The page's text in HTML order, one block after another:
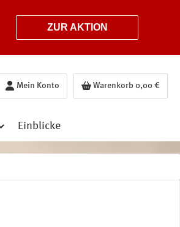
ZUR AKTION
Mein Konto Warenkorb 0,00 €
Einblicke